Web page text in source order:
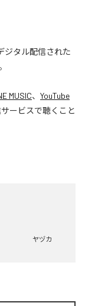
ジタル配信された
MUSIC、 YouTube
ービスで聴くこと
ヤヅカ